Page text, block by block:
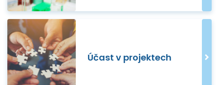
Účast v projektech